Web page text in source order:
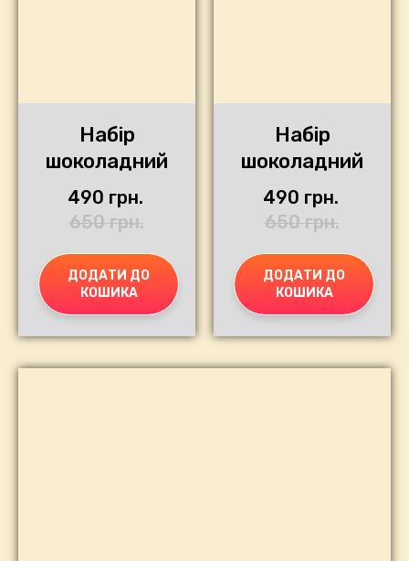
Набір
шоколадний
490 грн.
650 грн.
ДОДАТИ ДО
КОШИКА
Набір
шоколадний
490 грн.
650 грн.
ДОДАТИ ДО
КОШИКА